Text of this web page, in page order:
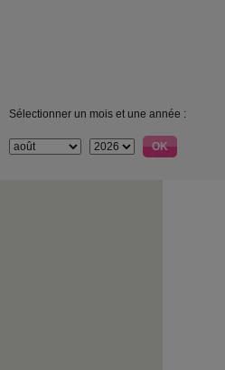
Sélectionner un mois et une année :